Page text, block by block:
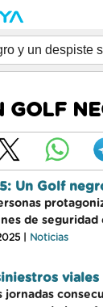
GOLF
Un Golf
de seguridad
| Noticias
jornadas